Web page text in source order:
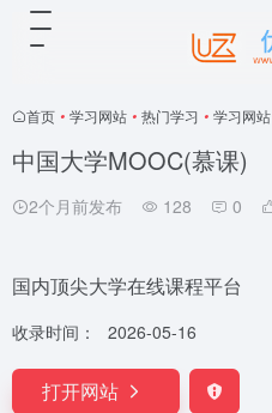
首页 • 学习网站 • 热门学习 • 学习网站
中国大学MOOC(慕课)
2个月前发布 128 0
国内顶尖大学在线课程平台
收录时间： 2026-05-16
打开网站